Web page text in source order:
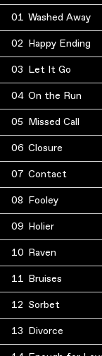
01 Washed Away
02 Happy Ending
03 Let It Go
04 On the Run
05 Missed Call
06 Closure
07 Contact
08 Fooley
09 Holier
10 Raven
11 Bruises
12 Sorbet
13 Divorce